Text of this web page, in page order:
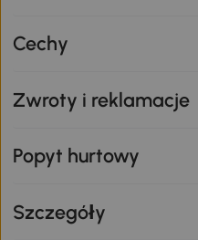
Cechy
Zwroty i reklamacje
Popyt hurtowy
Szczegóły